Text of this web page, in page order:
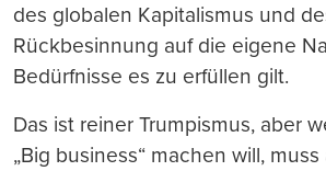
des globalen Kapitalismus und
Rückbesinnung auf die eigene
Bedürfnisse es zu erfüllen gilt.
Das ist reiner Trumpismus, aber
„Big business“ machen will,